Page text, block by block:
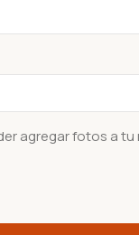
agregar fotos a tu